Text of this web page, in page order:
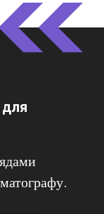
для